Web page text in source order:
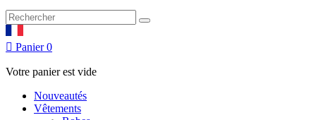
 Panier 0
Votre panier est vide
Nouveautés
Vêtements